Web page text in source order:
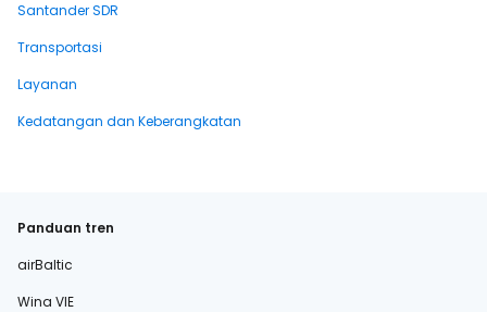
Santander SDR
Transportasi
Layanan
Kedatangan dan Keberangkatan
Panduan tren
airBaltic
Wina VIE